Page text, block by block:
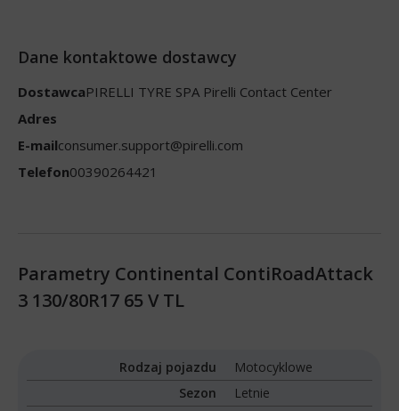
Dane kontaktowe dostawcy
DostawcaPIRELLI TYRE SPA Pirelli Contact Center
Adres
E-mailconsumer.support@pirelli.com
Telefon00390264421
Parametry Continental ContiRoadAttack
3 130/80R17 65 V TL
Rodzaj pojazdu
Motocyklowe
Sezon
Letnie